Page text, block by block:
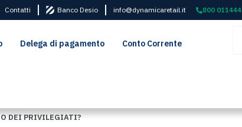
Contatti Banco Desio info@dynamicaretail.it 800 011444
Delega di pagamento Conto Corrente
DEI PRIVILEGIATI?